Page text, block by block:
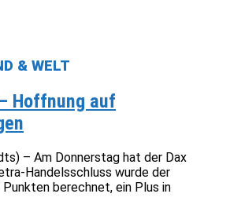
& WELT
Hoffnung auf
– Am Donnerstag hat der Dax
Handelsschluss wurde der
berechnet, ein Plus in